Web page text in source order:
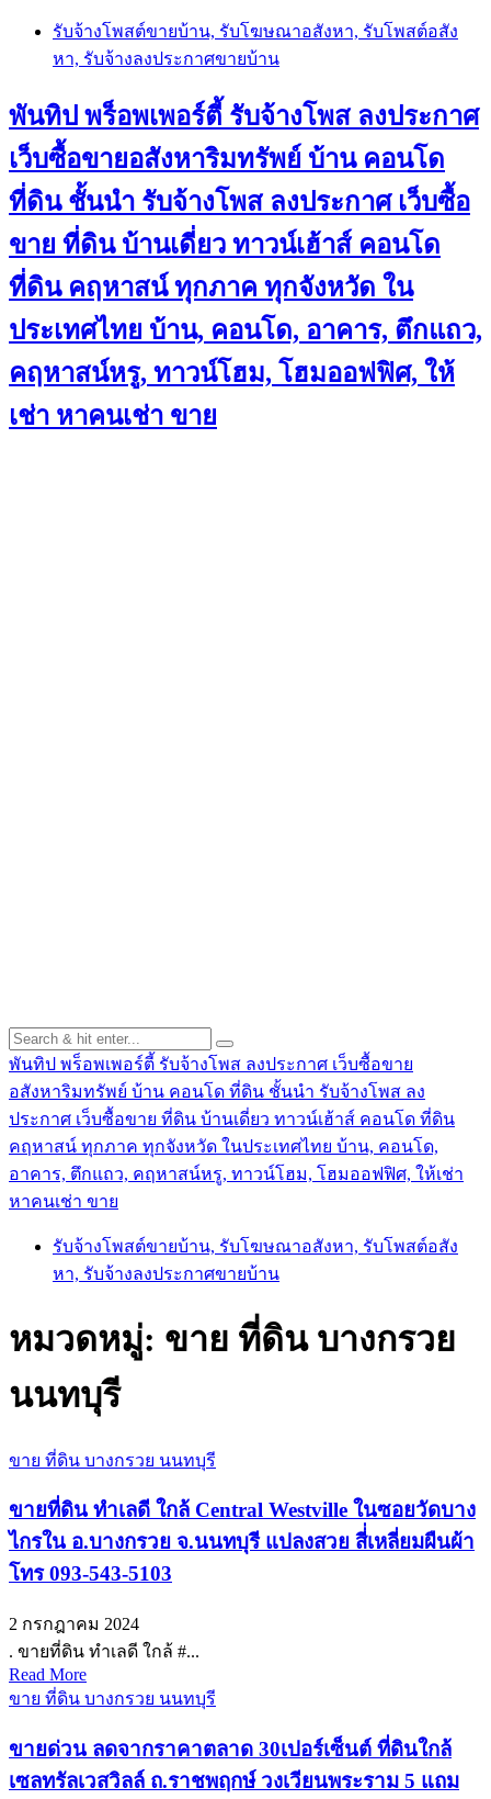
Skip
content
รับจ้างโพสต์ขายบ้าน, รับโฆษณาอสังหา, รับโพสต์อสัง
หา, รับจ้างลงประกาศขายบ้าน
พันทิป พร็อพเพอร์ตี้ รับจ้างโพส ลงประกาศ
เว็บซื้อขายอสังหาริมทรัพย์ บ้าน คอนโด
ที่ดิน ชั้นนำ รับจ้างโพส ลงประกาศ เว็บซื้อ
ขาย ที่ดิน บ้านเดี่ยว ทาวน์เฮ้าส์ คอนโด
ที่ดิน คฤหาสน์ ทุกภาค ทุกจังหวัด ใน
ประเทศไทย บ้าน, คอนโด, อาคาร, ตึกแถว,
คฤหาสน์หรู, ทาวน์โฮม, โฮมออฟฟิศ, ให้
เช่า หาคนเช่า ขาย
พันทิป พร็อพเพอร์ตี้ รับจ้างโพส ลงประกาศ เว็บซื้อขาย
อสังหาริมทรัพย์ บ้าน คอนโด ที่ดิน ชั้นนำ รับจ้างโพส ลง
ประกาศ เว็บซื้อขาย ที่ดิน บ้านเดี่ยว ทาวน์เฮ้าส์ คอนโด ที่ดิน
คฤหาสน์ ทุกภาค ทุกจังหวัด ในประเทศไทย บ้าน, คอนโด,
อาคาร, ตึกแถว, คฤหาสน์หรู, ทาวน์โฮม, โฮมออฟฟิศ, ให้เช่า
หาคนเช่า ขาย
รับจ้างโพสต์ขายบ้าน, รับโฆษณาอสังหา, รับโพสต์อสัง
หา, รับจ้างลงประกาศขายบ้าน
หมวดหมู่: ขาย ที่ดิน บางกรวย
นนทบุรี
ขาย ที่ดิน บางกรวย นนทบุรี
ขายที่ดิน ทำเลดี ใกล้ Central Westville ในซอยวัดบาง
ไกรใน อ.บางกรวย จ.นนทบุรี แปลงสวย สี่่เหลี่ยมผืนผ้า
โทร 093-543-5103
2 กรกฎาคม 2024
. ขายที่ดิน ทำเลดี ใกล้ #...
Read More
ขาย ที่ดิน บางกรวย นนทบุรี
ขายด่วน ลดจากราคาตลาด 30เปอร์เซ็นต์ ที่ดินใกล้
เซลทรัลเวสวิลล์ ถ.ราชพฤกษ์ วงเวียนพระราม 5 แถม